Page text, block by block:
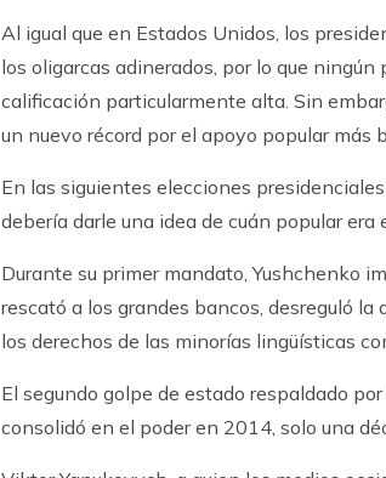
Al igual que en Estados Unidos, los
los oligarcas adinerados, por lo que
calificación particularmente alta. Sin
un nuevo récord por el apoyo popular más
En las siguientes elecciones
debería darle una idea de cuán popular era
Durante su primer mandato, Yushchenko
rescató a los grandes bancos, desreguló
los derechos de las minorías lingüísticas
El segundo golpe de estado respaldado
consolidó en el poder en 2014, solo una